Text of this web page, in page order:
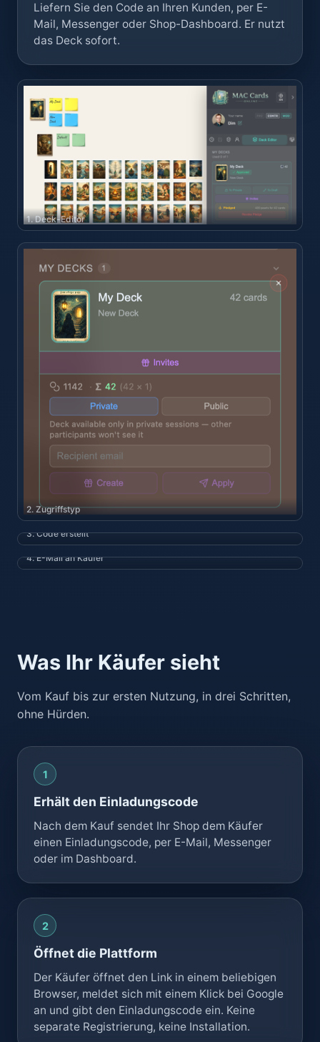
Liefern Sie den Code an Ihren Kunden, per E-
Mail, Messenger oder Shop-Dashboard. Er nutzt
das Deck sofort.
1. Deck-Editor
2. Zugriffstyp
3. Code erstellt
4. E-Mail an Käufer
Was Ihr Käufer sieht
Vom Kauf bis zur ersten Nutzung, in drei Schritten,
ohne Hürden.
1
Erhält den Einladungscode
Nach dem Kauf sendet Ihr Shop dem Käufer
einen Einladungscode, per E-Mail, Messenger
oder im Dashboard.
2
Öffnet die Plattform
Der Käufer öffnet den Link in einem beliebigen
Browser, meldet sich mit einem Klick bei Google
an und gibt den Einladungscode ein. Keine
separate Registrierung, keine Installation.